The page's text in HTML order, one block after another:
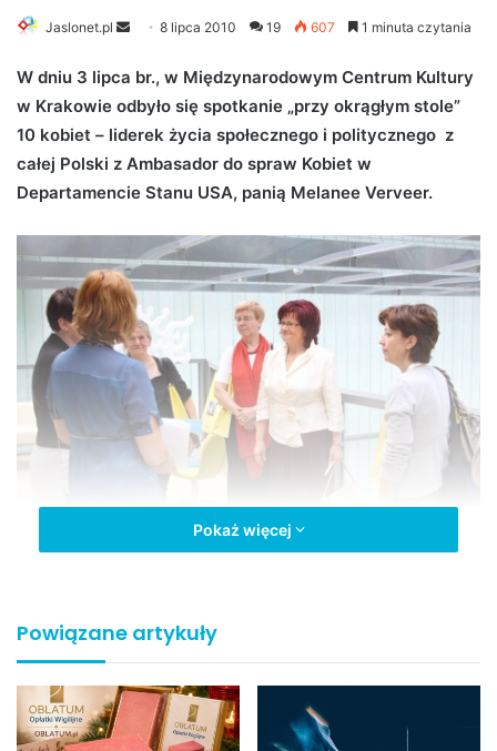
Jaslonet.pl
n
d
a
n
e
a
i
l
8 lipca 2010 19 607 1 minuta czytania
W dniu 3 lipca br., w Międzynarodowym Centrum Kultury
w Krakowie odbyło się spotkanie „przy okrągłym stole”
10 kobiet – liderek życia społecznego i politycznego z
całej Polski z Ambasador do spraw Kobiet w
Departamencie Stanu USA, panią Melanee Verveer.
Kurowska. Wśród zaproszonych kobiet znalazły się m.in.
Jolanta Kwaśniewska, prezydent Polskiej Konfederacji
Pracodawców Prywatnych Lewiatan Henryka Bochniarz,
prof. Magdalena Środa, dyrektor Centrum Praw Kobiet
Urszula Nowakowska i prezes radia ESKA i wydawnictwa
Pokaż więcej
Powiązane artykuły